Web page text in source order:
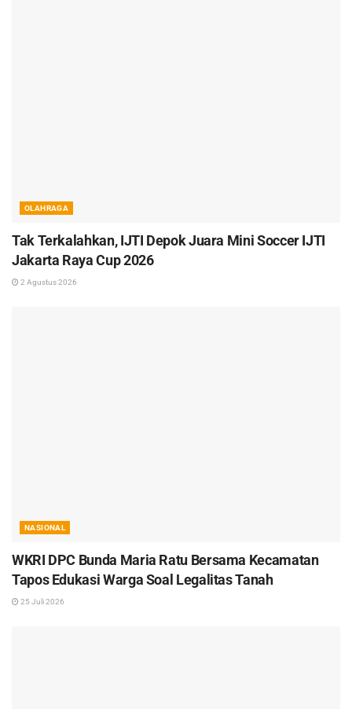
OLAHRAGA
Tak Terkalahkan, IJTI Depok Juara Mini Soccer IJTI
Jakarta Raya Cup 2026
2 Agustus 2026
NASIONAL
WKRI DPC Bunda Maria Ratu Bersama Kecamatan
Tapos Edukasi Warga Soal Legalitas Tanah
25 Juli 2026